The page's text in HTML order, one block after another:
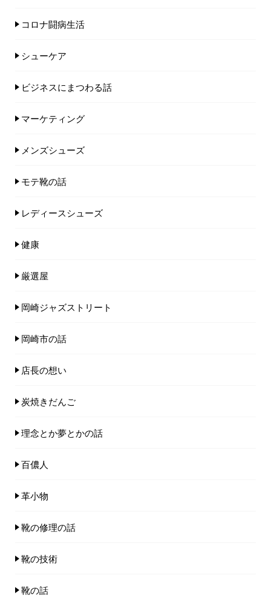
コロナ闘病生活
シューケア
ビジネスにまつわる話
マーケティング
メンズシューズ
モテ靴の話
レディースシューズ
健康
厳選屋
岡崎ジャズストリート
岡崎市の話
店長の想い
炭焼きだんご
理念とか夢とかの話
百儂人
革小物
靴の修理の話
靴の技術
靴の話